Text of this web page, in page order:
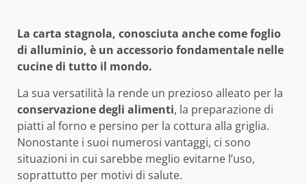
La carta stagnola, conosciuta anche come foglio
di alluminio, è un accessorio fondamentale nelle
cucine di tutto il mondo.
La sua versatilità la rende un prezioso alleato per la
conservazione degli alimenti, la preparazione di
piatti al forno e persino per la cottura alla griglia.
Nonostante i suoi numerosi vantaggi, ci sono
situazioni in cui sarebbe meglio evitarne l’uso,
soprattutto per motivi di salute.